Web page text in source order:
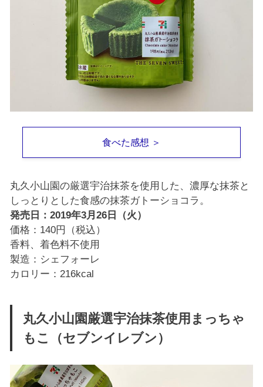
食べた感想 ＞
丸久小山園の厳選宇治抹茶を使用した、濃厚な抹茶と
しっとりとした食感の抹茶ガトーショコラ。
発売日：2019年3月26日（火）
価格：140円（税込）
香料、着色料不使用
製造：シェフォーレ
カロリー：216kcal
丸久小山園厳選宇治抹茶使用まっちゃ
もこ（セブンイレブン）